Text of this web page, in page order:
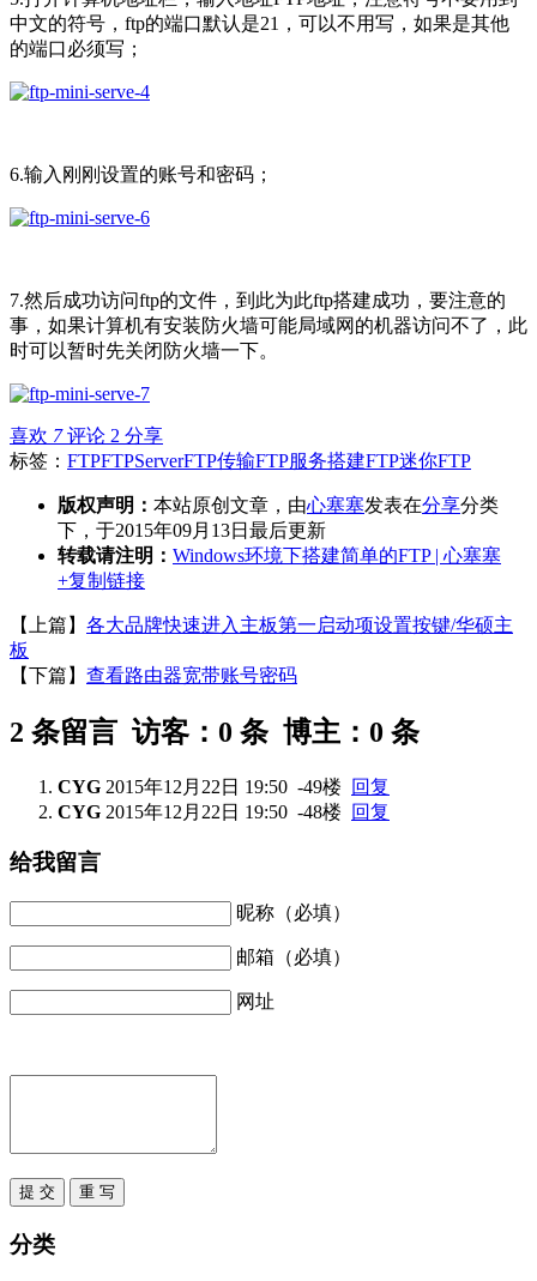
中文的符号，ftp的端口默认是21，可以不用写，如果是其他
的端口必须写；
6.输入刚刚设置的账号和密码；
7.然后成功访问ftp的文件，到此为此ftp搭建成功，要注意的
事，如果计算机有安装防火墙可能局域网的机器访问不了，此
时可以暂时先关闭防火墙一下。
喜欢 7 评论 2 分享
标签： FTPFTPServerFTP传输FTP服务搭建FTP迷你FTP
版权声明： 本站原创文章，由心塞塞发表在分享分类
下，于2015年09月13日最后更新
转载请注明： Windows环境下搭建简单的FTP | 心塞塞
+复制链接
【上篇】 各大品牌快速进入主板第一启动项设置按键/华硕主
板
【下篇】 查看路由器宽带账号密码
2 条留言 访客：0 条 博主：0 条
CYG 2015年12月22日 19:50 -49楼
回复
CYG 2015年12月22日 19:50 -48楼 回复
给我留言
昵称（必填）
邮箱（必填）
网址
分类